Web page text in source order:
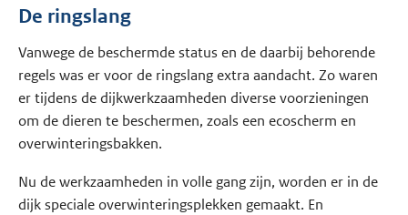
De ringslang
Vanwege de beschermde status en de daarbij behorende
regels was er voor de ringslang extra aandacht. Zo waren
er tijdens de dijkwerkzaamheden diverse voorzieningen
om de dieren te beschermen, zoals een ecoscherm en
overwinteringsbakken.
Nu de werkzaamheden in volle gang zijn, worden er in de
dijk speciale overwinteringsplekken gemaakt. En